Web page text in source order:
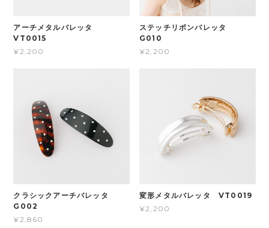
アーチメタルバレッタ
VT0015
¥2,200
ステッチリボンバレッタ
G010
¥2,200
クラシックアーチバレッタ
G002
¥2,860
変形メタルバレッタ VT0019
¥2,200